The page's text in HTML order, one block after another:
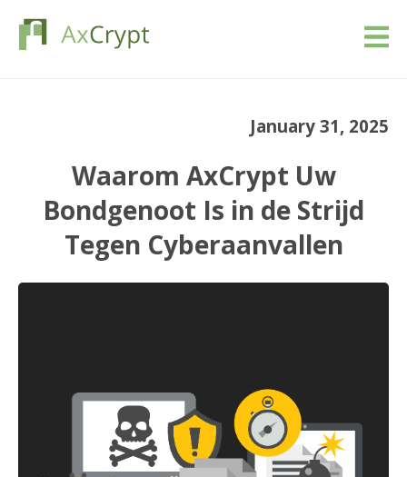
Industrieën
January 31, 2025
Waarom AxCrypt Uw
Bondgenoot Is in de Strijd
Tegen Cyberaanvallen